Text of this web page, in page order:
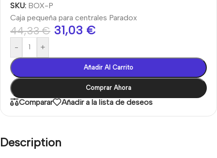
SKU: BOX-P
Caja pequeña para centrales Paradox
44,33€ 31,03 €
- +
Añadir Al Carrito
Comprar Ahora
Comparar Añadir a la lista de deseos
Description